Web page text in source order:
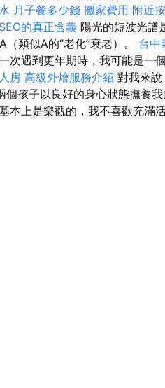
月子餐多少錢 搬家費用 附近
SEO的真正含義 陽光的短波光譜
（類似A的“老化”衰老）。 台中
次遇到更年期時，我可能是一
房 高級外燴服務介紹 對我來
個孩子以良好的身心狀態撫養我
本上是樂觀的，我不喜歡充滿